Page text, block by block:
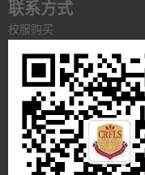
联系方式
校服购买